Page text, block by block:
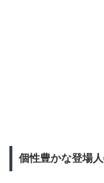
個性豊かな登場